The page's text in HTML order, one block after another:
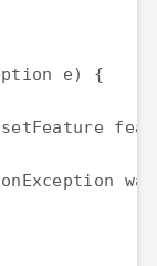
e) {